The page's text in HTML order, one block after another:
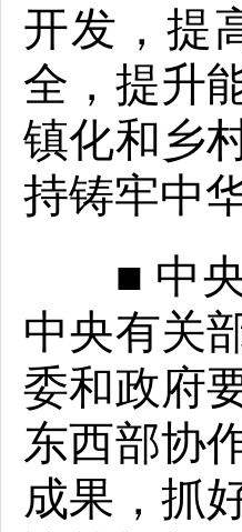
开发，提
全，提升
镇化和乡
持铸牢中
■ 中央
中央有关
委和政府
东西部协
成果，抓